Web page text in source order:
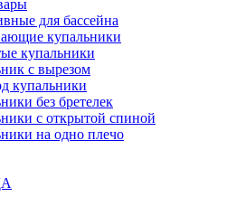
для бассейна
купальники
купальники
с вырезом
купальники
без бретелек
с открытой спиной
на одно плечо